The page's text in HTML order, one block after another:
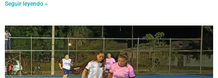
Seguir leyendo »